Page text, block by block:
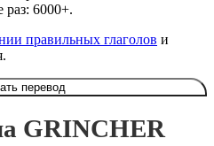
6000+.
правильных глаголов и
перевод
GRINCHER